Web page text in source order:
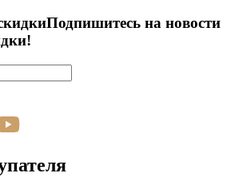
Подпишитесь на новости